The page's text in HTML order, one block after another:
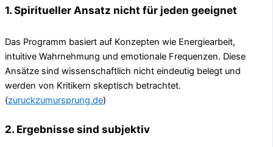
1. Spiritueller Ansatz nicht für jeden geeignet
Das Programm basiert auf Konzepten wie Energiearbeit,
intuitive Wahrnehmung und emotionale Frequenzen. Diese
Ansätze sind wissenschaftlich nicht eindeutig belegt und
werden von Kritikern skeptisch betrachtet.
(zuruckzumursprung.de)
2. Ergebnisse sind subjektiv